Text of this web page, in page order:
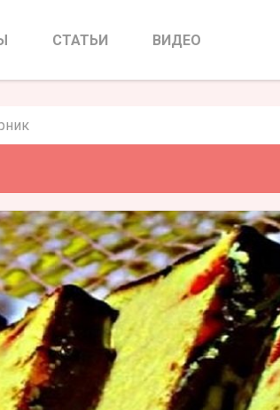
СТАТЬИ ВИДЕО